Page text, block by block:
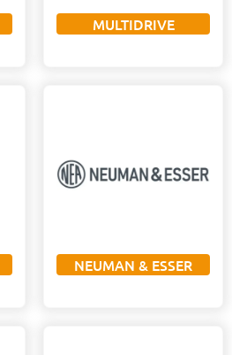
MULTIDRIVE
NEUMAN & ESSER